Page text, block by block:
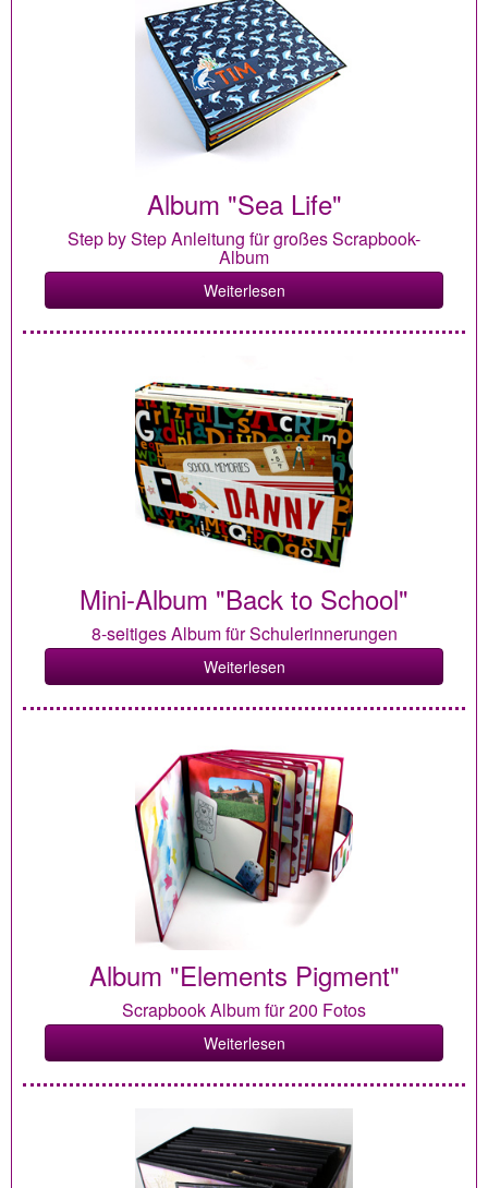
Album "Sea Life"
Step by Step Anleitung für großes Scrapbook-
Album
Weiterlesen
Mini-Album "Back to School"
8-seitiges Album für Schulerinnerungen
Weiterlesen
Album "Elements Pigment"
Scrapbook Album für 200 Fotos
Weiterlesen